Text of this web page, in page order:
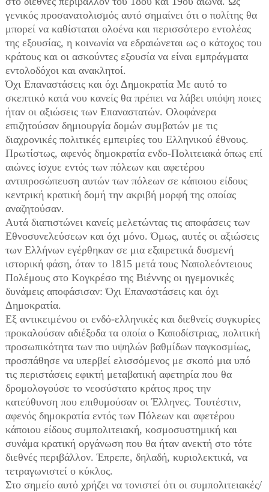
γενικός προσανατολισμός αυτό σημαίνει ότι ο πολίτης θα
μπορεί να καθίσταται ολοένα και περισσότερο εντολέας
της εξουσίας, η κοινωνία να εδραιώνεται ως ο κάτοχος του
κράτους και οι ασκούντες εξουσία να είναι εμπράγματα
εντολοδόχοι και ανακλητοί.
Όχι Επαναστάσεις και όχι Δημοκρατία Με αυτό το
σκεπτικό κατά νου κανείς θα πρέπει να λάβει υπόψη ποιες
ήταν οι αξιώσεις των Επαναστατών. Ολοφάνερα
επιζητούσαν δημιουργία δομών συμβατών με τις
διαχρονικές πολιτικές εμπειρίες του Ελληνικού έθνους.
Πρωτίστως, αφενός δημοκρατία ενδο-Πολιτειακά όπως επί
αιώνες ίσχυε εντός των πόλεων και αφετέρου
αντιπροσώπευση αυτών των πόλεων σε κάποιου είδους
κεντρική κρατική δομή την ακριβή μορφή της οποίας
αναζητούσαν.
Αυτά διαπιστώνει κανείς μελετώντας τις αποφάσεις των
Εθνοσυνελεύσεων και όχι μόνο. Όμως, αυτές οι αξιώσεις
των Ελλήνων εγέρθηκαν σε μια εξαιρετικά δυσμενή
ιστορική φάση, όταν το 1815 μετά τους Ναπολεόντειους
Πολέμους στο Κογκρέσο της Βιέννης οι ηγεμονικές
δυνάμεις αποφάσισαν: Όχι Επαναστάσεις και όχι
Δημοκρατία.
Εξ αντικειμένου οι ενδό-ελληνικές και διεθνείς συγκυρίες
προκαλούσαν αδιέξοδα τα οποία ο Καποδίστριας, πολιτική
προσωπικότητα των πιο υψηλών βαθμίδων παγκοσμίως,
προσπάθησε να υπερβεί ελισσόμενος με σκοπό μια υπό
τις περιστάσεις εφικτή μεταβατική αφετηρία που θα
δρομολογούσε το νεοσύστατο κράτος προς την
κατεύθυνση που επιθυμούσαν οι Έλληνες. Τουτέστιν,
αφενός δημοκρατία εντός των Πόλεων και αφετέρου
κάποιου είδους συμπολιτειακή, κοσμοσυστημική και
συνάμα κρατική οργάνωση που θα ήταν ανεκτή στο τότε
διεθνές περιβάλλον. Έπρεπε, δηλαδή, κυριολεκτικά, να
τετραγωνιστεί ο κύκλος.
Στο σημείο αυτό χρήζει να τονιστεί ότι οι συμπολιτειακές/